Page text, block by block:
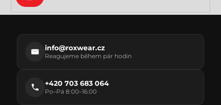
Přihlásit
info@roxwear.cz
Reagujeme během pár hodin
+420 703 683 064
Po–Pá 8:00–16:00